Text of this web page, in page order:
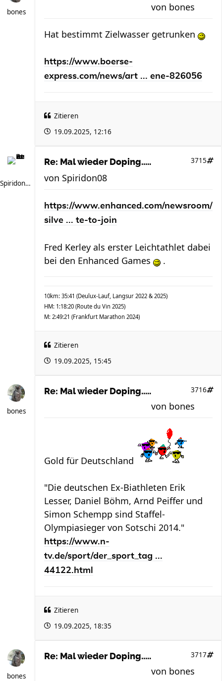
bones von bones
Hat bestimmt Zielwasser getrunken
https://www.boerse-
express.com/news/art ... ene-826056
Zitieren
19.09.2025, 12:16
Spiridon08
Re: Mal wieder Doping..... 3715
von Spiridon08
https://www.enhanced.com/newsroom/
silve ... te-to-join
Fred Kerley als erster Leichtathlet dabei
bei den Enhanced Games
.
10km: 35:41 (Deulux-Lauf, Langsur 2022 & 2025)
HM: 1:18:20 (Route du Vin 2025)
M: 2:49:21 (Frankfurt Marathon 2024)
Zitieren
19.09.2025, 15:45
bones
Re: Mal wieder Doping..... 3716
von bones
Gold für Deutschland
"Die deutschen Ex-Biathleten Erik
Lesser, Daniel Böhm, Arnd Peiffer und
Simon Schempp sind Staffel-
Olympiasieger von Sotschi 2014."
https://www.n-
tv.de/sport/der_sport_tag ...
44122.html
Zitieren
19.09.2025, 18:35
bones
Re: Mal wieder Doping..... 3717
von bones